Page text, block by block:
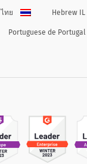
Hebrew IL
ไทย
Portuguese de Portugal